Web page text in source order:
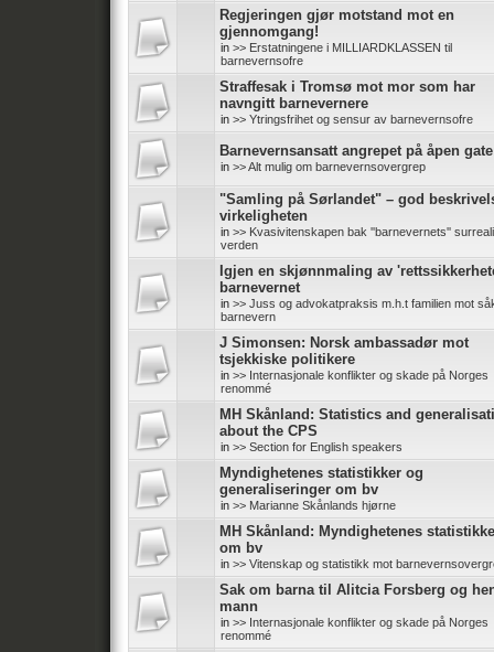
Regjeringen gjør motstand mot en
gjennomgang!
in >> Erstatningene i MILLIARDKLASSEN til
barnevernsofre
Straffesak i Tromsø mot mor som har
navngitt barnevernere
in >> Ytringsfrihet og sensur av barnevernsofre
Barnevernsansatt angrepet på åpen gate
in >> Alt mulig om barnevernsovergrep
"Samling på Sørlandet" – god
virkeligheten
in >> Kvasivitenskapen bak ''barnevernets''
verden
Igjen en skjønnmaling av
barnevernet
in >> Juss og advokatpraksis m.h.t familien mot
barnevern
J Simonsen: Norsk ambassadør mot
tsjekkiske politikere
in >> Internasjonale konflikter og skade på Norges
renommé
MH Skånland: Statistics and
about the CPS
in >> Section for English speakers
Myndighetenes statistikker og
generaliseringer om bv
in >> Marianne Skånlands hjørne
MH Skånland: Myndighetenes
om bv
in >> Vitenskap og statistikk mot
Sak om barna til Alitcia Forsberg og
mann
in >> Internasjonale konflikter og skade på Norges
renommé